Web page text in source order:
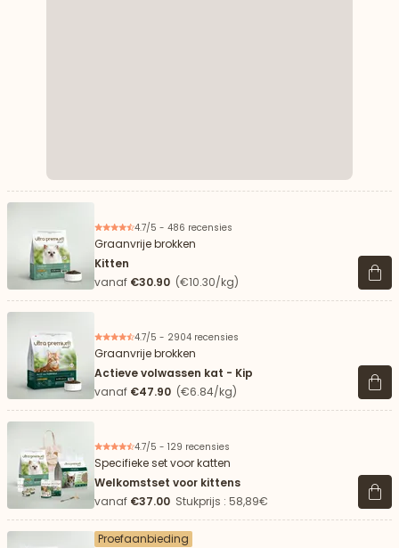
4.7/5 - 486 recensies
Graanvrije brokken
Kitten
vanaf €30.90 (€10.30/kg)
4.7/5 - 2904 recensies
Graanvrije brokken
Actieve volwassen kat - Kip
vanaf €47.90 (€6.84/kg)
4.7/5 - 129 recensies
Specifieke set voor katten
Welkomstset voor kittens
vanaf €37.00 Stukprijs : 58,89€
Proefaanbieding